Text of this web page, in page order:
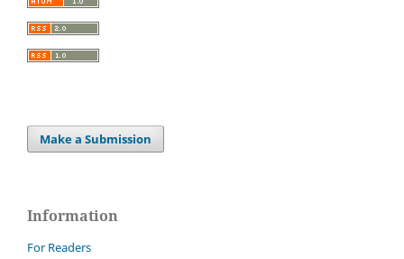
Make a Submission
Information
For Readers